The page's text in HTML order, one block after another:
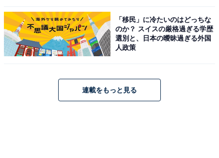
「移民」に冷たいのはどっちな
のか？ スイスの厳格過ぎる学歴
選別と、日本の曖昧過ぎる外国
人政策
連載をもっと見る